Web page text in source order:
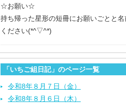
☆お願い☆
持ち帰った星形の短冊にお願いごとと
ください(*^▽^*)
「いちご組日記」のページ一覧
令和8年８月７日（金）
令和8年８月６日（木）